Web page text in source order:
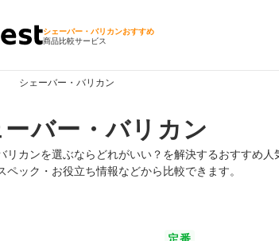
シェーバー・バリカンおすすめ
商品比較サービス
シェーバー・バリカン
ーバー・バリカン
リカンを選ぶならどれがいい？を解決するおすすめ
ペック・お役立ち情報などから比較できます。
定番